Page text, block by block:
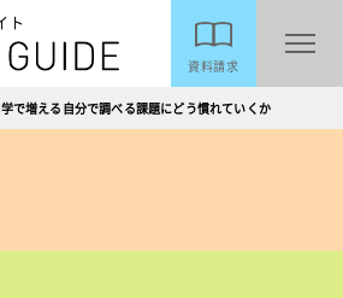
ト
資料請求
で増える自分で調べる課題にどう慣れていくか